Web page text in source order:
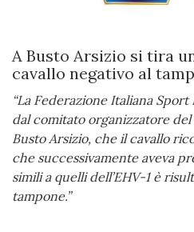
A Busto Arsizio si tira
cavallo negativo al
“La Federazione Italiana
dal comitato organizzatore
Busto Arsizio, che il cavallo
che successivamente aveva
simili a quelli dell’EHV-1 è
tampone.”